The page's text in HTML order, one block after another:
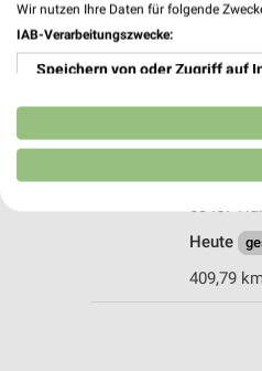
63571
Heute
Benzstr.
63457
Heute
409,79 km
Wir nutzen Ihre Daten für folgende
IAB-Verarbeitungszwecke:
Speichern von oder Zugriff auf
Verwendung reduzierter Daten
Erstellung von Profilen für
Erstellung von Profilen zur